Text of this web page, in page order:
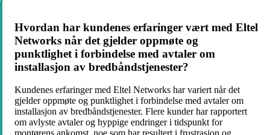
Hvordan har kundenes erfaringer vært med Eltel
Networks når det gjelder oppmøte og
punktlighet i forbindelse med avtaler om
installasjon av bredbåndstjenester?
Kundenes erfaringer med Eltel Networks har variert når det
gjelder oppmøte og punktlighet i forbindelse med avtaler om
installasjon av bredbåndstjenester. Flere kunder har rapportert
om avlyste avtaler og hyppige endringer i tidspunkt for